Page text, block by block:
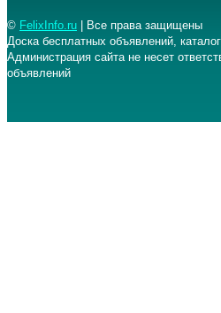
© FelixInfo.ru | Все права защищены
Доска бесплатных объявлений,
Администрация сайта не несет
объявлений